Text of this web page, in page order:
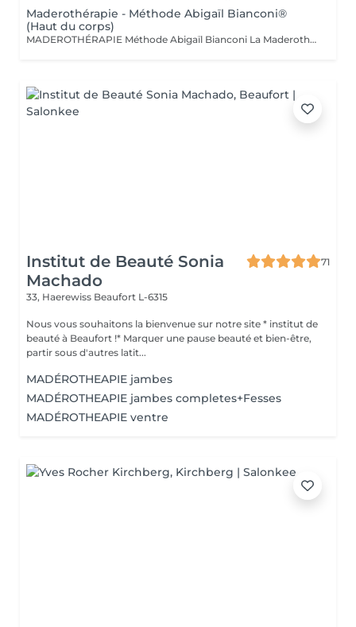
Maderothérapie - Méthode Abigaïl Bianconi®
(Haut du corps)
MADEROTHÉRAPIE Méthode Abigaïl Bianconi La Maderothérapie, telle qu'elle est pratiquée chez Maison Abigaïl Bianconi, repose sur une approche experte, respectueuse et profondément structurée du corps. Pionnière de la Maderothérapie au Luxembourg depuis 2018, Abigaïl a développé une méthode exclusive, transmise à travers son académie, fondée sur le respect du corps humain et 100 % sans douleur. Chaque séance est réalisée à l'aide d'outils en bois spécifiquement conçus pour épouser les lignes naturelles du corps et permettre un travail précis et ciblé des tissus. La méthode agit sur : - la qualité tissulaire - la circulation - la stimulation lymphatique - l'aspect de la cellulite - la fermeté et l'harmonie de la silhouette Cette prise en charge peut également soutenir le confort abdominal, la circulation et certaines tensions liées aux ballonnements, lorsque cela est indiqué. Le soin est entièrement personnalisé, adapté à la morphologie, aux besoins et à l'état du corps. Il peut également s'inscrire dans un accompagnement post-opératoire, lorsque cela est pertinent. Chez Maison Abigaïl Bianconi, la Maderothérapie n'est pas un soin standardisé. C'est une expertise, pensée pour obtenir des résultats progressifs, visibles et respectueux du corps.
Institut de Beauté Sonia
Machado
71
33, Haerewiss Beaufort L-6315
Nous vous souhaitons la bienvenue sur notre site * institut de
beauté à Beaufort !* Marquer une pause beauté et bien-être,
partir sous d'autres latit...
MADÉROTHEAPIE jambes
MADÉROTHEAPIE jambes completes+Fesses
MADÉROTHEAPIE ventre